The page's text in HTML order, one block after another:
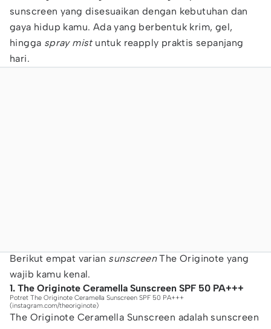
sunscreen yang disesuaikan dengan kebutuhan dan
gaya hidup kamu. Ada yang berbentuk krim, gel,
hingga spray mistuntuk reapply praktis sepanjang
hari.
Berikut empat varian sunscreenThe Originote yang
wajib kamu kenal.
1. The Originote Ceramella Sunscreen SPF 50 PA+++
Potret The Originote Ceramella Sunscreen SPF 50 PA+++
(instagram.com/theoriginote)
The Originote Ceramella Sunscreen adalah sunscreen